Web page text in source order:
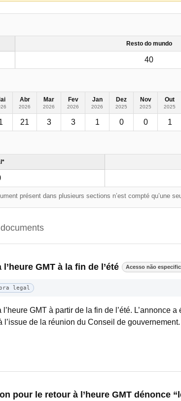
Resto do mundo
40
Abr
2026
Mar
2026
Fev
2026
Jan
2026
Dez
2025
Nov
2025
Out
2025
21 3 3 1 0 0 1
présent dans plusieurs sections n’est compté qu’une
GMT à la fin de l’été Acesso não
legal
GMT à partir de la fin de l’été. L’annonce
de la réunion du Conseil de gouvernement.
pour le retour à l’heure GMT dénonce